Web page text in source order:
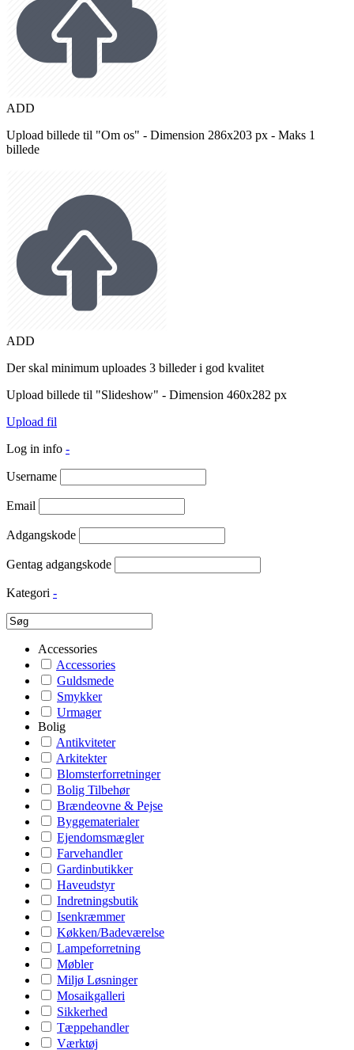
ADD
Upload billede til "Om os" - Dimension 286x203 px - Maks 1
billede
ADD
Der skal minimum uploades 3 billeder i god kvalitet
Upload billede til "Slideshow" - Dimension 460x282 px
Upload fil
Log in info -
Username
Email
Adgangskode
Gentag adgangskode
Kategori -
Accessories
Accessories
Guldsmede
Smykker
Urmager
Bolig
Antikviteter
Arkitekter
Blomsterforretninger
Bolig Tilbehør
Brændeovne & Pejse
Byggematerialer
Ejendomsmægler
Farvehandler
Gardinbutikker
Haveudstyr
Indretningsbutik
Isenkræmmer
Køkken/Badeværelse
Lampeforretning
Møbler
Miljø Løsninger
Mosaikgalleri
Sikkerhed
Tæppehandler
Værktøj